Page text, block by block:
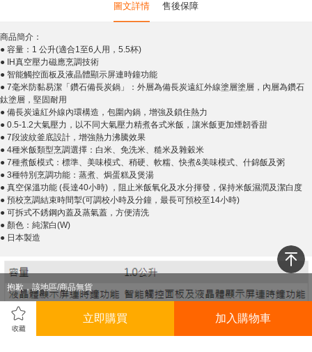
圖文詳情 售後保障
商品簡介：
● 容量：1 公升(適合1至6人用，5.5杯)
● IH真空壓力磁應烹調技術
● 智能觸控面板及液晶體顯示屏連時鐘功能
● 7毫米防黏易潔「鑽石備長炭鍋」：外層為備長炭遠紅外線塗層塗層，內層為鑽石
鈦塗層，堅固耐用
● 備長炭遠紅外線內環構造，包圍內鍋，增強及鎖住熱力
● 0.5-1.2大氣壓力，以不同大氣壓力精煮各式米飯，讓米飯更加煙韌香甜
● 7段波紋釜底設計，增強熱力沸騰效果
● 4種米飯類型烹調選擇：白米、免洗米、糙米及雜穀米
● 7種煮飯模式：標準、美味模式、稍硬、軟糯、快煮&美味模式、什錦飯及粥
● 3種特別烹調功能：蒸煮、焗蛋糕及煲湯
● 真空保溫功能 (長達40小時) ，阻止米飯氧化及水分揮發，保持米飯濕潤及潔白度
● 預校烹調結束時間掣(可調校小時及分鐘，最長可預校至14小時)
● 可拆式不銹鋼內蓋及蒸氣蓋，方便清洗
● 顏色：純潔白(W)
● 日本製造
抱歉，該地區/商品無貨
立即購買 加入購物車